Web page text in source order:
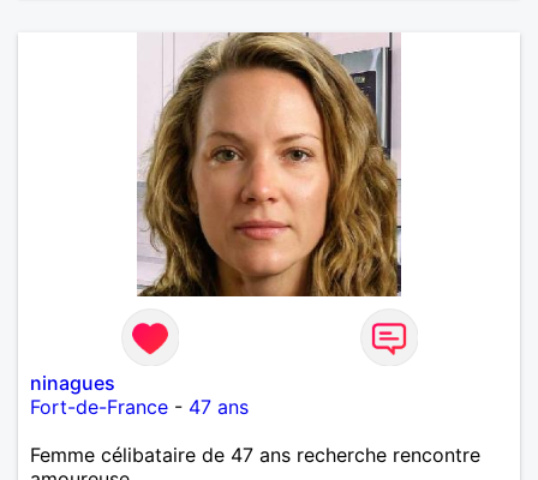
ninagues
Fort-de-France - 47 ans
Femme célibataire de 47 ans recherche rencontre